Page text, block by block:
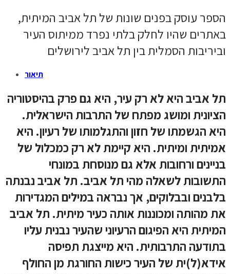
הספר עוסק בפנים שונות של תל אביב המיתית,
באתרים שהיו לחלק בלתי נפרד ממיתוס העיר
וביריבות הסמלית בין תל אביב לירושלים
תיאור
תל אביב היא לא רק עיר, היא גם פרק בהיסטוריה
הציונית ומושג מפתח של התרבות הישראלית.
היא הגשמתו של חזון והתגלמותו של רעיון. היא
אמיתית ומיתית. היא קיימת לא רק כמכלול של
בניינים ורחובות אלא גם מנוסחת במונחי
התשובות לשאלה מהי תל אביב. תל אביב נבנתה
בלבנים ובבלוקים, אך נבראה במילים המגדירות
את מהותה ומכוננות אותה כעיר מיתית. תל אביב
המיתית היא הפיגום הרעיוני שהעיר נבנית עליו
בתודעה התרבותית. היא מייצגת תפיסה
אידא(ל)ית של העיר כישות החורגת מן החולף